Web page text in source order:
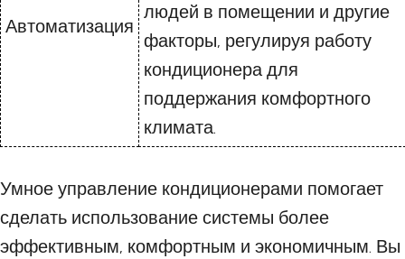
Автоматизация
людей в помещении и другие
факторы, регулируя работу
кондиционера для
поддержания комфортного
климата.
Умное управление кондиционерами помогает
сделать использование системы более
эффективным, комфортным и экономичным. Вы